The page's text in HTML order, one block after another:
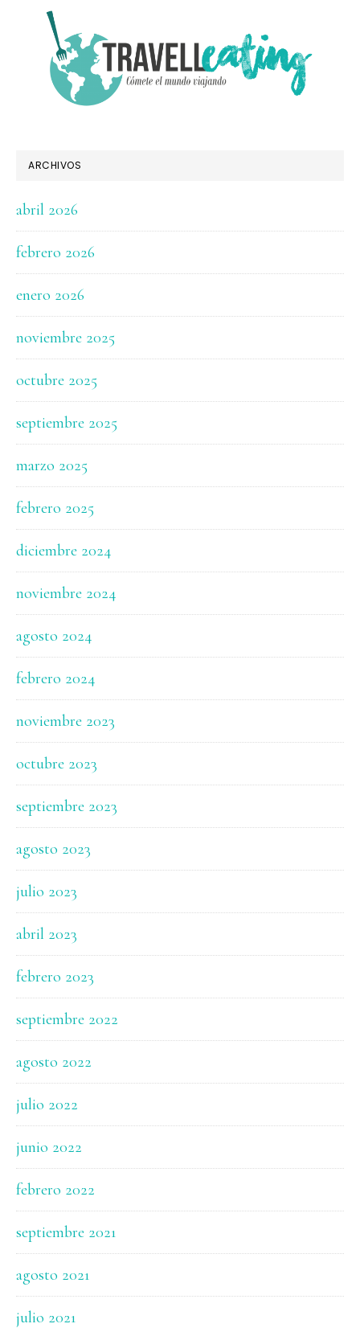
FOOTER
ARCHIVOS
abril 2026
febrero 2026
enero 2026
noviembre 2025
octubre 2025
septiembre 2025
marzo 2025
febrero 2025
diciembre 2024
noviembre 2024
agosto 2024
febrero 2024
noviembre 2023
octubre 2023
septiembre 2023
agosto 2023
julio 2023
abril 2023
febrero 2023
septiembre 2022
agosto 2022
julio 2022
junio 2022
febrero 2022
septiembre 2021
agosto 2021
julio 2021